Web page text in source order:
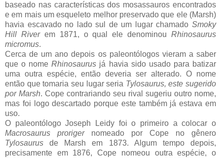
baseado nas características dos mosassauros encontrados
e em mais um esqueleto melhor preservado que ele (Marsh)
havia escavado no lado sul de um lugar chamado Smoky
Hill Riverem 1871, o qual ele denominou Rhinosaurus
micromus.
Cerca de um ano depois os paleontólogos vieram a saber
que o nomeRhinosaurus já havia sido usado para batizar
uma outra espécie, então deveria ser alterado. O nome
então que tomaria seu lugar seria Tylosaurus,este sugerido
por Marsh. Cope contrariando seu rival sugeriu outro nome,
mas foi logo descartado porque este também já estava em
uso.
O paleontólogo Joseph Leidy foi o primeiro a colocar o
Macrosaurus prorigernomeado por Cope no gênero
Tylosaurus de Marsh em 1873. Algum tempo depois,
precisamente em 1876, Cope nomeou outra espécie, o